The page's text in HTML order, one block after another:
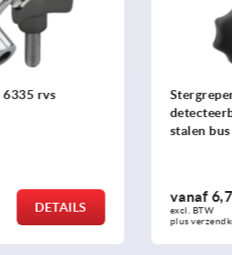
Stergrepen
detecteerbaar
stalen bus
6,72 €
plus verzendkosten